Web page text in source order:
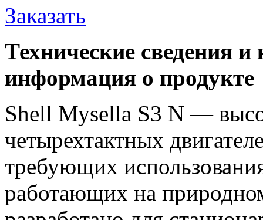
Заказать
Технические сведения
информация о продукте
Shеll Муsеllа S3 N —
четырехтактных
требующих
работающих на